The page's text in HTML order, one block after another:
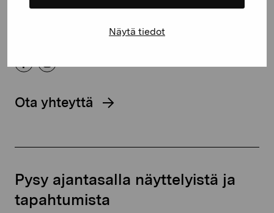
Näytä tiedot
proartibus@proartibus.fi
Ota yhteyttä
Pysy ajantasalla näyttelyistä ja
tapahtumista